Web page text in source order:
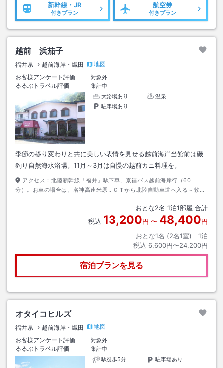
新幹線・JR
付きプラン
航空券
付きプラン
越前 浜茄子
福井県 越前海岸・織田
地図
お客様アンケート評価
対象外
るるぶトラベル評価
集計中
大浴場あり
温泉
駐車場あり
季節の移り変わりと共に美しい表情を見せる越前海岸当館前は磯
釣り自然海水浴場。11月～3月は自慢の越前カニ料理を。
アクセス： 北陸新幹線「福井」駅下車、京福バス越前海岸行（60
分）。お車の場合は、名神高速米原ＪＣＴから北陸自動車道へ入る～敦賀
ＩＣ～国道３０５号線を敦賀方面へ。
おとな2名 1泊1部屋 合計
税込 13,200円 〜 48,400円
おとな1名 (2名1室)｜ 1泊
税込 6,600円〜24,200円
宿泊プランを見る
オタイコヒルズ
福井県 越前海岸・織田
地図
お客様アンケート評価
対象外
るるぶトラベル評価
集計中
駅徒歩5分
駐車場あり